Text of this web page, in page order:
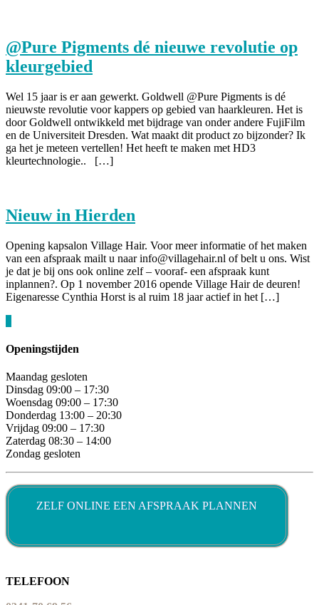
@Pure Pigments dé nieuwe revolutie op
kleurgebied
Wel 15 jaar is er aan gewerkt. Goldwell @Pure Pigments is dé
nieuwste revolutie voor kappers op gebied van haarkleuren. Het is
door Goldwell ontwikkeld met bijdrage van onder andere FujiFilm
en de Universiteit Dresden. Wat maakt dit product zo bijzonder? Ik
ga het je meteen vertellen! Het heeft te maken met HD3
kleurtechnologie.. […]
Nieuw in Hierden
Opening kapsalon Village Hair. Voor meer informatie of het maken
van een afspraak mailt u naar info@villagehair.nl of belt u ons. Wist
je dat je bij ons ook online zelf – vooraf- een afspraak kunt
inplannen?. Op 1 november 2016 opende Village Hair de deuren!
Eigenaresse Cynthia Horst is al ruim 18 jaar actief in het […]
Openingstijden
Maandag gesloten
Dinsdag 09:00 – 17:30
Woensdag 09:00 – 17:30
Donderdag 13:00 – 20:30
Vrijdag 09:00 – 17:30
Zaterdag 08:30 – 14:00
Zondag gesloten
ZELF ONLINE EEN AFSPRAAK PLANNEN
TELEFOON